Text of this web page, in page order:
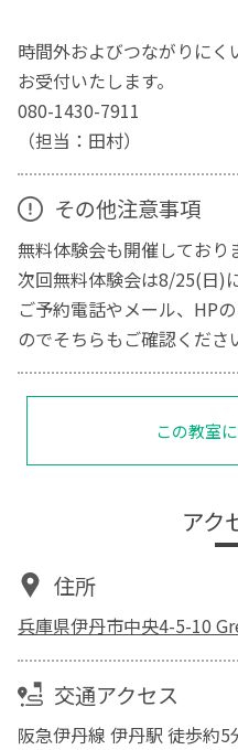
時間外およびつながりに
お受付いたします。
080-1430-7911
（担当：田村）
その他注意事項
無料体験会も開催しており
次回無料体験会は8/25(日)
ご予約電話やメール、HP
のでそちらもご確認くださ
この教室
アク
住所
兵庫県伊丹市中央4-5-10
交通アクセス
阪急伊丹線 伊丹駅 徒歩約5